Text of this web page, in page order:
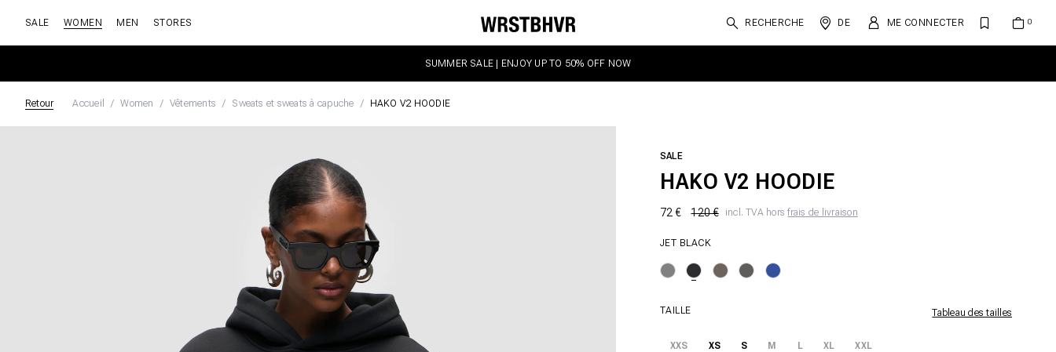
SALE WOMEN MEN STORES RECHERCHE DE ME CONNECTER
SUMMER SALE | ENJOY UP TO 50% OFF NOW
Retour Accueil Women Vêtements Sweats et sweats à capuche HAKO V2 HOODIE
SALE
HAKO V2 HOODIE
72 € 120 € incl. TVA horsfrais de livraison
JET BLACK
TAILLE Tableau des tailles
XXS XS S M L XL XXL